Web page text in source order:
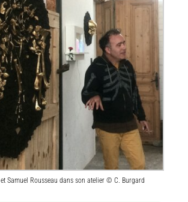
et Samuel Rousseau dans son atelier © C. Burgard